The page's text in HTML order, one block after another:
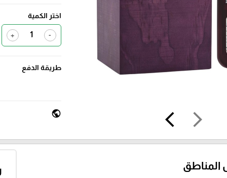
arrow_forward_ios
arrow_back_ios
اختر الكمية
-
+
طريقة الدفع
public
المناطق